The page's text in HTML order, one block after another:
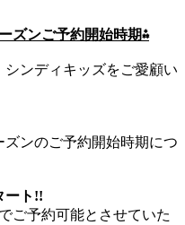
ンご予約開始時期⁂
ンディキッズをご愛顧い
ンのご予約開始時期につ
ート!!
ご予約可能とさせていた